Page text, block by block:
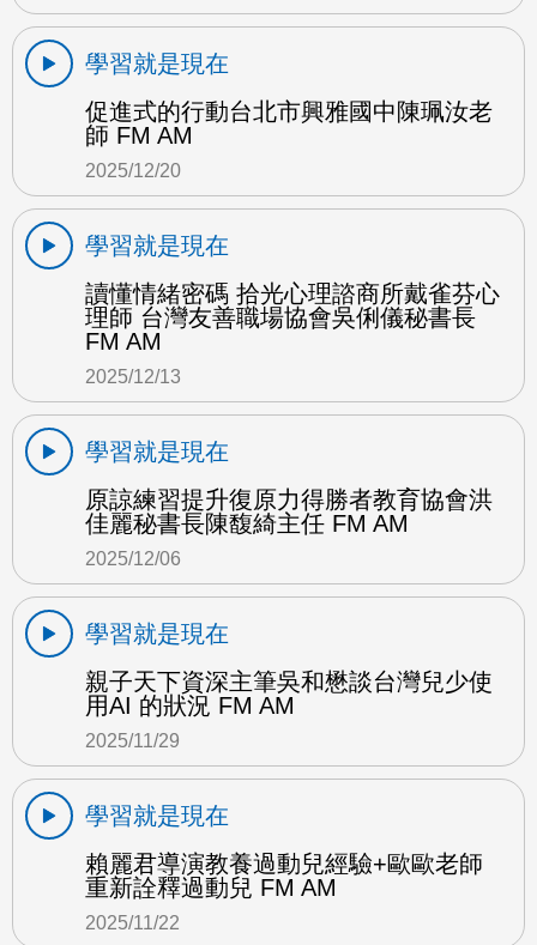
學習就是現在
促進式的行動台北市興雅國中陳珮汝老
師 FM AM
2025/12/20
學習就是現在
讀懂情緒密碼 拾光心理諮商所戴雀芬心
理師 台灣友善職場協會吳俐儀秘書長
FM AM
2025/12/13
學習就是現在
原諒練習提升復原力得勝者教育協會洪
佳麗秘書長陳馥綺主任 FM AM
2025/12/06
學習就是現在
親子天下資深主筆吳和懋談台灣兒少使
用AI 的狀況 FM AM
2025/11/29
學習就是現在
賴麗君導演教養過動兒經驗+歐歐老師
重新詮釋過動兒 FM AM
2025/11/22